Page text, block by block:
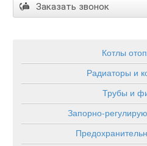
Заказать звонок
Котлы
Радиаторы и
Трубы и
Запорно-